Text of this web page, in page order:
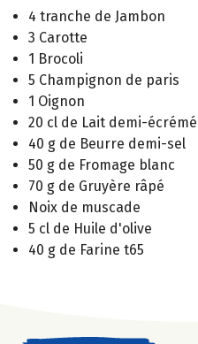
4 tranche de Jambon
3 Carotte
1 Brocoli
5 Champignon de paris
1 Oignon
20 cl de Lait demi-écrémé
40 g de Beurre demi-sel
50 g de Fromage blanc
70 g de Gruyère râpé
Noix de muscade
5 cl de Huile d'olive
40 g de Farine t65